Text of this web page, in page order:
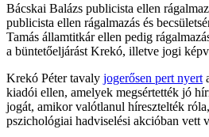
Bácskai Balázs publicista ellen
publicista ellen rágalmazás és
Tamás államtitkár ellen pedig
a büntetőeljárást Krekó, illetve jogi
Krekó Péter tavaly jogerősen pert nyert
kiadói ellen, amelyek megsértették jó
jogát, amikor valótlanul híresztelték
pszichológiai hadviselési akcióban vett